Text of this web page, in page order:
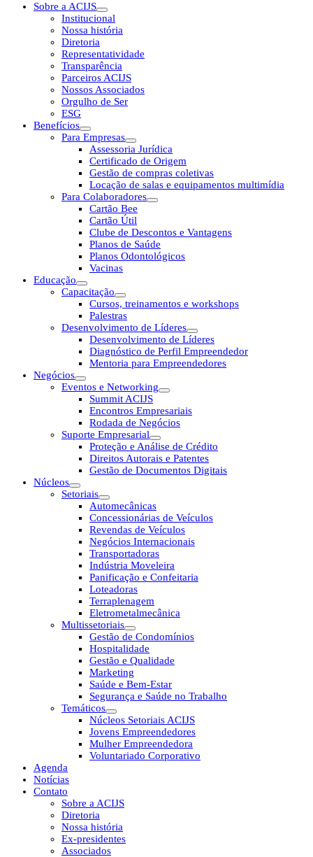
Sobre a ACIJS
Institucional
Nossa história
Diretoria
Representatividade
Transparência
Parceiros ACIJS
Nossos Associados
Orgulho de Ser
ESG
Benefícios
Para Empresas
Assessoria Jurídica
Certificado de Origem
Gestão de compras coletivas
Locação de salas e equipamentos multimídia
Para Colaboradores
Cartão Bee
Cartão Útil
Clube de Descontos e Vantagens
Planos de Saúde
Planos Odontológicos
Vacinas
Educação
Capacitação
Cursos, treinamentos e workshops
Palestras
Desenvolvimento de Líderes
Desenvolvimento de Líderes
Diagnóstico de Perfil Empreendedor
Mentoria para Empreendedores
Negócios
Eventos e Networking
Summit ACIJS
Encontros Empresariais
Rodada de Negócios
Suporte Empresarial
Proteção e Análise de Crédito
Direitos Autorais e Patentes
Gestão de Documentos Digitais
Núcleos
Setoriais
Automecânicas
Concessionárias de Veículos
Revendas de Veículos
Negócios Internacionais
Transportadoras
Indústria Moveleira
Panificação e Confeitaria
Loteadoras
Terraplenagem
Eletrometalmecânica
Multissetoriais
Gestão de Condomínios
Hospitalidade
Gestão e Qualidade
Marketing
Saúde e Bem-Estar
Segurança e Saúde no Trabalho
Temáticos
Núcleos Setoriais ACIJS
Jovens Empreendedores
Mulher Empreendedora
Voluntariado Corporativo
Agenda
Notícias
Contato
Sobre a ACIJS
Diretoria
Nossa história
Ex-presidentes
Associados